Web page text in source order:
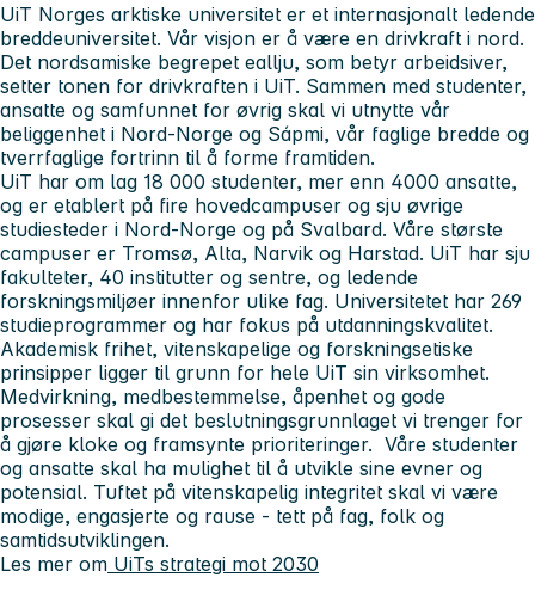
UiT Norges arktiske universitet er et internasjonalt ledende
breddeuniversitet. Vår visjon er å være en drivkraft i nord.
Det nordsamiske begrepet eallju, som betyr arbeidsiver,
setter tonen for drivkraften i UiT. Sammen med studenter,
ansatte og samfunnet for øvrig skal vi utnytte vår
beliggenhet i Nord-Norge og Sápmi, vår faglige bredde og
tverrfaglige fortrinn til å forme framtiden.
UiT har om lag 18 000 studenter, mer enn 4000 ansatte,
og er etablert på fire hovedcampuser og sju øvrige
studiesteder i Nord-Norge og på Svalbard. Våre største
campuser er Tromsø, Alta, Narvik og Harstad. UiT har sju
fakulteter, 40 institutter og sentre, og ledende
forskningsmiljøer innenfor ulike fag. Universitetet har 269
studieprogrammer og har fokus på utdanningskvalitet.
Akademisk frihet, vitenskapelige og forskningsetiske
prinsipper ligger til grunn for hele UiT sin virksomhet.
Medvirkning, medbestemmelse, åpenhet og gode
prosesser skal gi det beslutningsgrunnlaget vi trenger for
å gjøre kloke og framsynte prioriteringer. Våre studenter
og ansatte skal ha mulighet til å utvikle sine evner og
potensial. Tuftet på vitenskapelig integritet skal vi være
modige, engasjerte og rause - tett på fag, folk og
samtidsutviklingen.
Les mer om UiTs strategi mot 2030